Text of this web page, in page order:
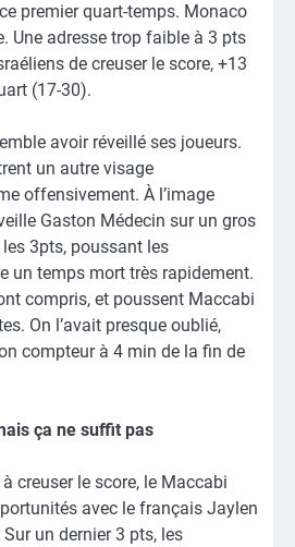
premier quart-temps. Monaco
Une adresse trop faible à 3 pts
de creuser le score, +13
(17-30).
avoir réveillé ses joueurs.
un autre visage
offensivement. À l’image
Gaston Médecin sur un gros
3pts, poussant les
un temps mort très rapidement.
compris, et poussent Maccabi
On l’avait presque oublié,
compteur à 4 min de la fin de
ça ne suffit pas
creuser le score, le Maccabi
avec le français Jaylen
un dernier 3 pts, les